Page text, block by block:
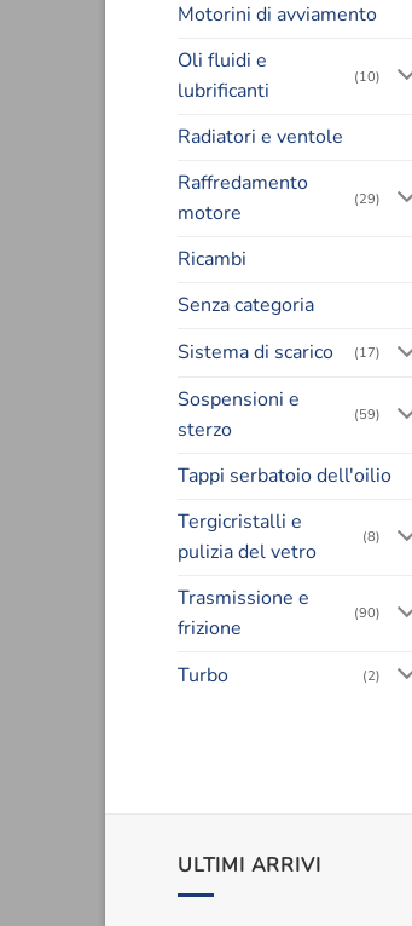
Motorini di avviamento
Oli fluidi e
lubrificanti
(10)
Radiatori e ventole
Raffredamento
motore
(29)
Ricambi
Senza categoria
Sistema di scarico (17)
Sospensioni e
sterzo
(59)
Tappi serbatoio dell'oilio
Tergicristalli e
pulizia del vetro
(8)
Trasmissione e
frizione
(90)
Turbo (2)
ULTIMI ARRIVI